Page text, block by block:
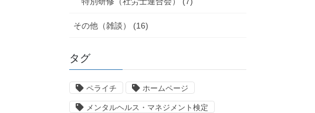
その他（雑談） (16)
タグ
ペライチ ホームページ
メンタルヘルス・マネジメント検定